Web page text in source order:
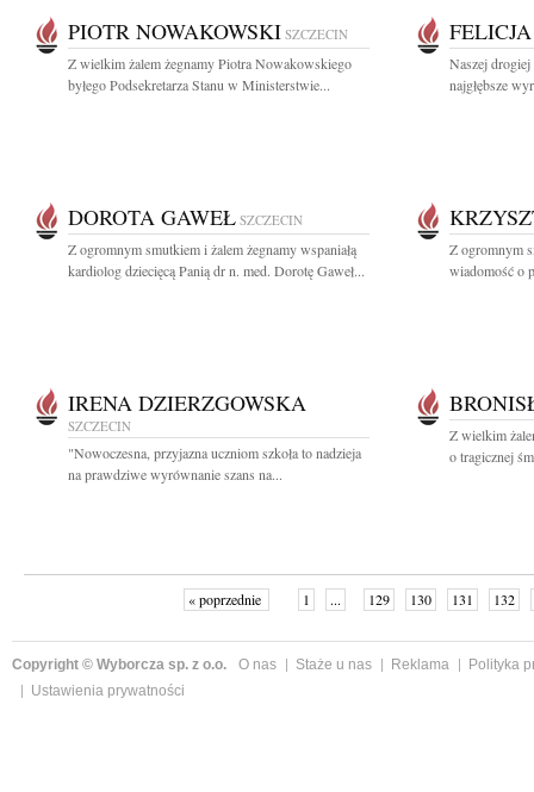
PIOTR NOWAKOWSKI SZCZECIN
Z wielkim żalem żegnamy Piotra Nowakowskiego
byłego Podsekretarza Stanu w Ministerstwie...
Naszej
najgłębsze
DOROTA GAWEŁ SZCZECIN
Z ogromnym smutkiem i żalem żegnamy wspaniałą
kardiolog dziecięcą Panią dr n. med. Dorotę Gaweł...
Z ogromnym
wiadomość o
IRENA DZIERZGOWSKA
SZCZECIN
"Nowoczesna, przyjazna uczniom szkoła to nadzieja
na prawdziwe wyrównanie szans na...
Z wielkim
o tragicznej
« poprzednie 1 ... 129 130 131 132
Copyright © Wyborcza sp. z o.o. O nas Staże u nas Reklama
Polityka
Ustawienia prywatności